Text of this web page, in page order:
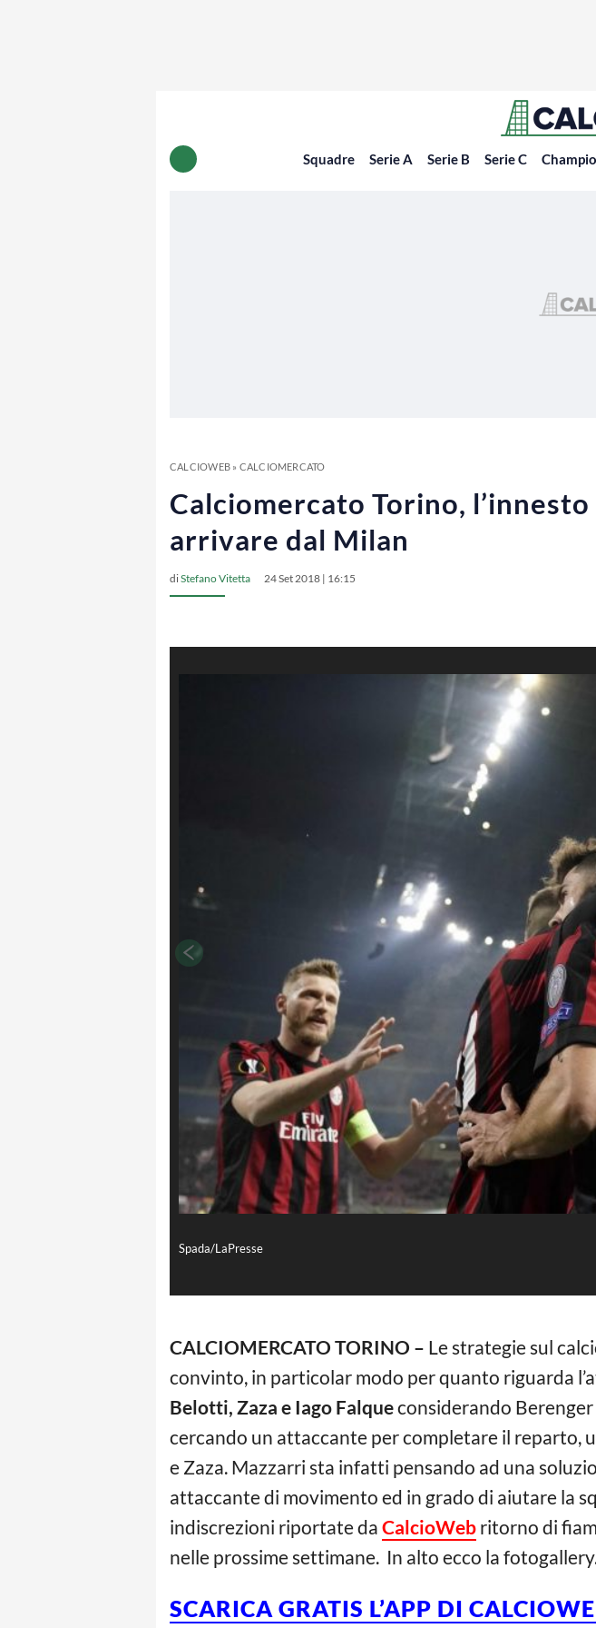
Squadre Serie A Serie B Serie C
CALCIOWEB» CALCIOMERCATO
Calciomercato Torino,
arrivare dal Milan
diStefano Vitetta 24 Set 2018 | 16:15
Spada/LaPresse
CALCIOMERCATO TORINO – Le strategie sul
convinto, in particolar modo per quanto riguarda
Belotti, Zaza e Iago Falqueconsiderando
cercando un attaccante per completare il reparto,
e Zaza. Mazzarri sta infatti pensando ad una
attaccante di movimento ed in grado di aiutare la
indiscrezioni riportate da CalcioWeb ritorno di
nelle prossime settimane. In alto ecco la
SCARICA GRATIS L’APP DI